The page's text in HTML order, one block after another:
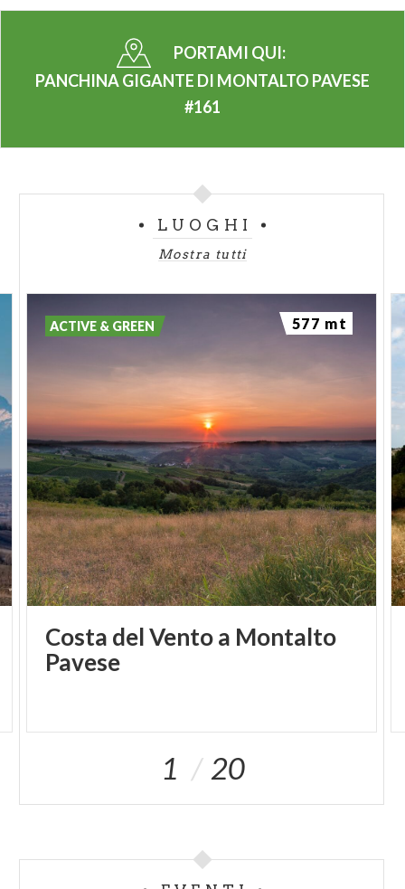
PORTAMI QUI:
PANCHINA GIGANTE DI MONTALTO PAVESE
#161
LUOGHI
Mostra tutti
Costa del Vento a Montalto
Pavese
ACTIVE & GREEN 577 mt
1 20